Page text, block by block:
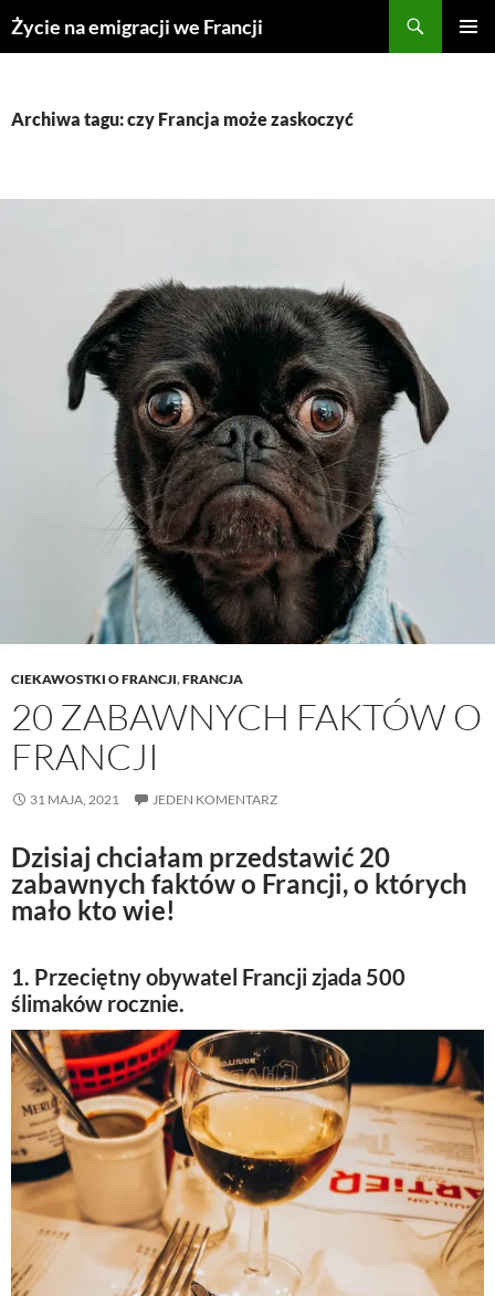
Przejdź
doŻycie na emigracji we Francji
Archiwa tagu: czy Francja może zaskoczyć
CIEKAWOSTKI O FRANCJI,FRANCJA
20 ZABAWNYCH FAKTÓW O
FRANCJI
31 MAJA, 2021 JEDEN KOMENTARZ
Dzisiaj chciałam przedstawić 20
zabawnych faktów o Francji, o których
mało kto wie!
1. Przeciętny obywatel Francji zjada 500
ślimaków rocznie.